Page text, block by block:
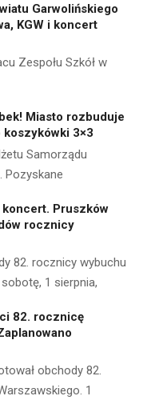
Garwolińskiego
KGW i koncert
Zespołu Szkół w
Miasto rozbuduje
koszykówki 3×3
Samorządu
Pozyskane
koncert. Pruszków
rocznicy
82. rocznicy wybuchu
1 sierpnia,
82. rocznicę
obchody 82.
1